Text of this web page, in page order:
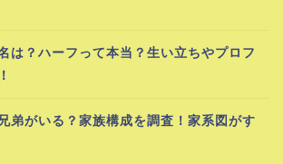
は？ハーフって本当？生い立ちやプロフ
弟がいる？家族構成を調査！家系図がす